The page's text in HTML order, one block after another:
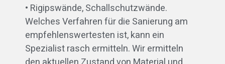
• Rigipswände, Schallschutzwände.
Welches Verfahren für die Sanierung am
empfehlenswertesten ist, kann ein
Spezialist rasch ermitteln. Wir ermitteln